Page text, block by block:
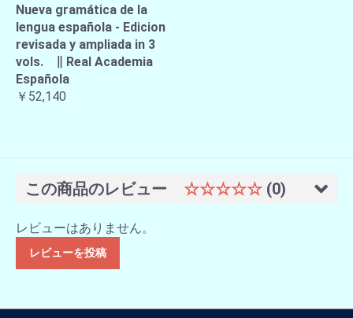
Nueva gramática de la
lengua española - Edicion
revisada y ampliada in 3
vols. ∥ Real Academia
Española
￥52,140
この商品のレビュー ☆☆☆☆☆ (0)
レビューはありません。
レビューを投稿